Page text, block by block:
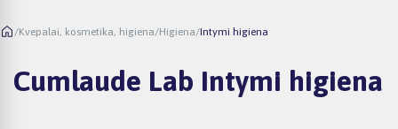
/Kvepalai, kosmetika, higiena/Higiena/Intymi higiena
Cumlaude Lab Intymi higiena